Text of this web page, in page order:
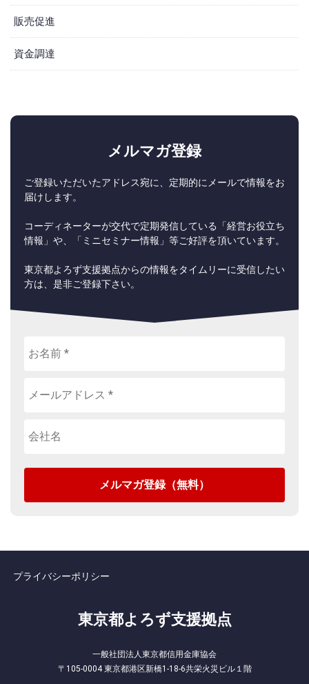
販売促進
資金調達
メルマガ登録
ご登録いただいたアドレス宛に、定期的にメールで情報をお
届けします。
コーディネーターが交代で定期発信している「経営お役立ち
情報」や、「ミニセミナー情報」等ご好評を頂いています。
東京都よろず支援拠点からの情報をタイムリーに受信したい
方は、是非ご登録下さい。
プライバシーポリシー
東京都よろず支援拠点
一般社団法人東京都信用金庫協会
〒105-0004 東京都港区新橋1-18-6共栄火災ビル１階